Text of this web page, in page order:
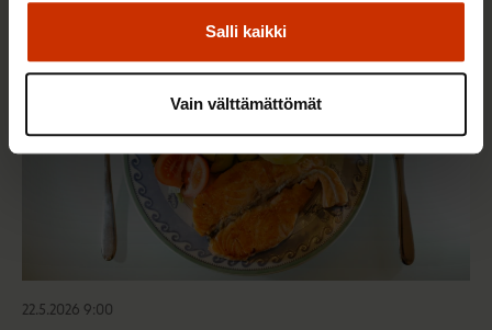
Salli kaikki
Vain välttämättömät
22.5.2026 9:00